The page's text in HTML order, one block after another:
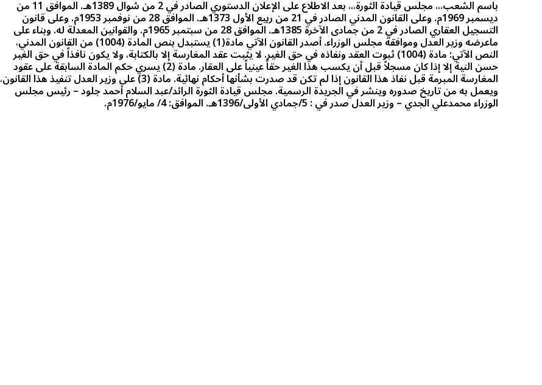
باسم الشعب،،، مجلس قيادة الثورة،،، بعد الاطلاع على الإعلان الدستوري الصادر في 2 من شوال 1389هـ. الموافق 11 من
ديسمبر 1969م. وعلى القانون المدني الصادر في 21 من ربيع الأول 1373هـ. الموافق 28 من نوفمبر 1953م. وعلى قانون
التسجيل العقاري الصادر في 2 من جمادى الآخرة 1385هـ. الموافق 28 من سبتمبر 1965م. والقوانين المعدلة له. وبناء على
ماعرضه وزير العدل وموافقة مجلس الوزراء. أصدر القانون الآتي مادة(1) يستبدل بنص المادة (1004) من القانون المدني،
النص الآتي: مادة (1004) ثبوت العقد ونفاذه في حق الغير. لا يثبت عقد المغارسة إلا بالكتابة، ولا يكون نافذاً في حق الغير
حسن النية إلا إذا كان مسجلاً قبل أن يكسب هذا الغير حقاً عينياً على العقار. مادة (2) يسري حكم المادة السابقة على عقود
المغارسة المبرمة قبل نفاذ هذا القانون إذا لم تكن قد صدرت بشأنها أحكام نهائية. مادة (3) على وزير العدل تنفيذ هذا القانون،
ويعمل به من تاريخ صدوره وينشر في الجريدة الرسمية. مجلس قيادة الثورة الرائد/عبد السلام أحمد جلود – رئيس مجلس
الوزراء محمدعلي الجدي – وزير العدل صدر في : 5/جمادي الأولى/1396هـ. الموافق: 4/ مايو/1976م.